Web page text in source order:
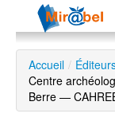
Le réseau
Soutien
Listes
Accueil /
Centre
Berre —